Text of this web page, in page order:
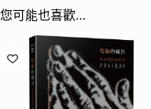
您可能也喜歡…